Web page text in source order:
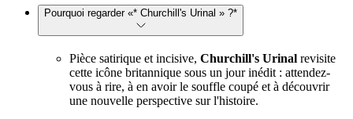
Pourquoi regarder «* Churchill's Urinal » ?*
Pièce satirique et incisive, Churchill's Urinal revisite
cette icône britannique sous un jour inédit : attendez-
vous à rire, à en avoir le souffle coupé et à découvrir
une nouvelle perspective sur l'histoire.